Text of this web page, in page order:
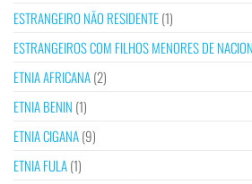
ESTRANGEIRO NÃO RESIDENTE(1)
ESTRANGEIROS COM FILHOS MENORES DE
ETNIA AFRICANA(2)
ETNIA BENIN (1)
ETNIA CIGANA(9)
ETNIA FULA(1)